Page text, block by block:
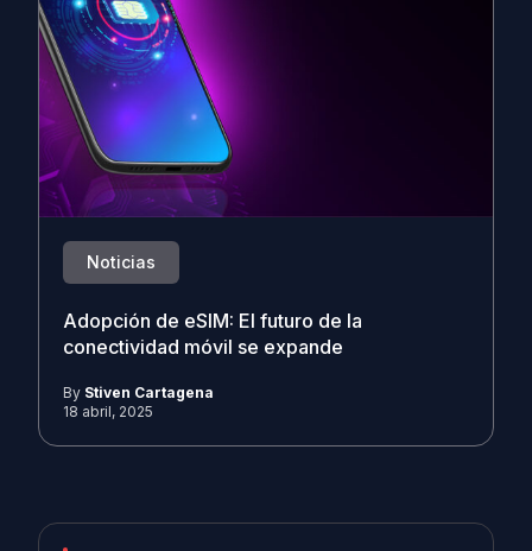
Noticias
Adopción de eSIM: El futuro de la
conectividad móvil se expande
By Stiven Cartagena
18 abril, 2025